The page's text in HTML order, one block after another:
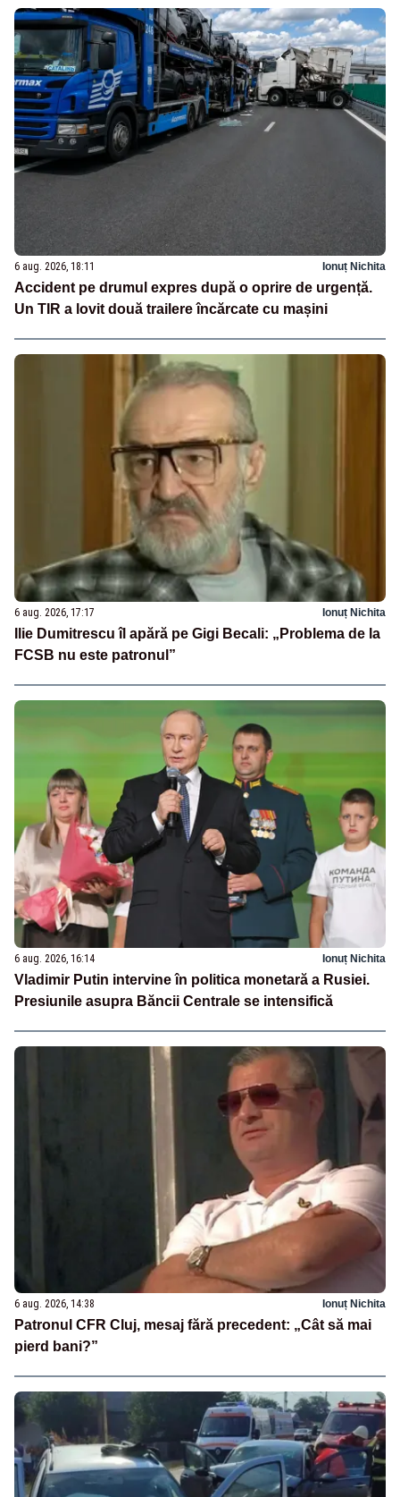
6 aug. 2026, 18:11 Ionuț Nichita
Accident pe drumul expres după o oprire de urgență.
Un TIR a lovit două trailere încărcate cu mașini
6 aug. 2026, 17:17 Ionuț Nichita
Ilie Dumitrescu îl apără pe Gigi Becali: „Problema de la
FCSB nu este patronul”
6 aug. 2026, 16:14 Ionuț Nichita
Vladimir Putin intervine în politica monetară a Rusiei.
Presiunile asupra Băncii Centrale se intensifică
6 aug. 2026, 14:38 Ionuț Nichita
Patronul CFR Cluj, mesaj fără precedent: „Cât să mai
pierd bani?”